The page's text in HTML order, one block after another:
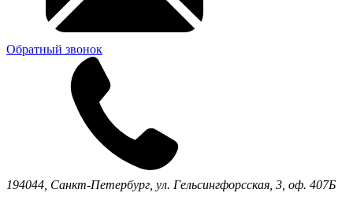
Обратный звонок
194044, Санкт-Петербург, ул. Гельсингфорсская, 3, оф. 407Б